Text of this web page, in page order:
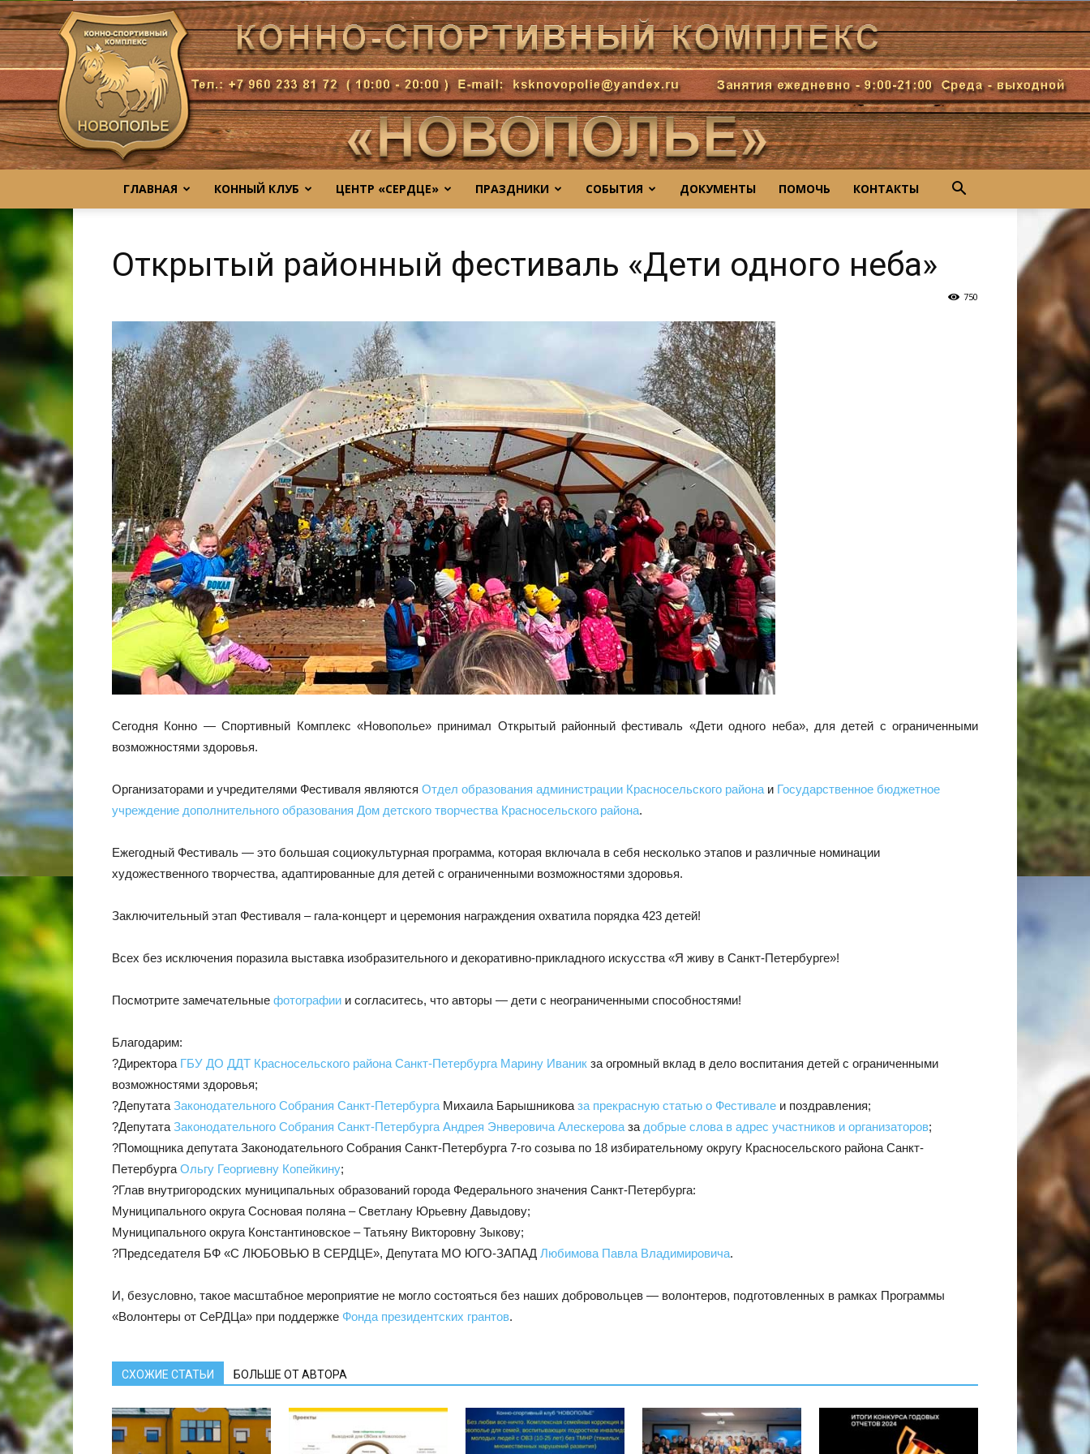
ГЛАВНАЯ КОННЫЙ КЛУБ ЦЕНТР «СЕРДЦЕ» ПРАЗДНИКИ СОБЫТИЯ ДОКУМЕНТЫ ПОМОЧЬ КОНТАКТЫ
Открытый районный фестиваль «Дети одного неба»
750
Сегодня Конно — Спортивный Комплекс «Новополье» принимал Открытый районный фестиваль «Дети одного неба», для детей с ограниченными
возможностями здоровья.
Организаторами и учредителями Фестиваля являются Отдел образования администрации Красносельского района и Государственное бюджетное
учреждение дополнительного образования Дом детского творчества Красносельского района.
Ежегодный Фестиваль — это большая социокультурная программа, которая включала в себя несколько этапов и различные номинации
художественного творчества, адаптированные для детей с ограниченными возможностями здоровья.
Заключительный этап Фестиваля – гала-концерт и церемония награждения охватила порядка 423 детей!
Всех без исключения поразила выставка изобразительного и декоративно-прикладного искусства «Я живу в Санкт-Петербурге»!
Посмотрите замечательные фотографии и согласитесь, что авторы — дети с неограниченными способностями!
Благодарим:
?Директора ГБУ ДО ДДТ Красносельского района Санкт-Петербурга Марину Иваник за огромный вклад в дело воспитания детей с ограниченными
возможностями здоровья;
?Депутата Законодательного Собрания Санкт-Петербурга Михаила Барышникова за прекрасную статью о Фестивале и поздравления;
?Депутата Законодательного Собрания Санкт-Петербурга Андрея Энверовича Алескерова за добрые слова в адрес участников и организаторов;
?Помощника депутата Законодательного Собрания Санкт-Петербурга 7-го созыва по 18 избирательному округу Красносельского района Санкт-
Петербурга Ольгу Георгиевну Копейкину;
?Глав внутригородских муниципальных образований города Федерального значения Санкт-Петербурга:
Муниципального округа Сосновая поляна – Светлану Юрьевну Давыдову;
Муниципального округа Константиновское – Татьяну Викторовну Зыкову;
?Председателя БФ «С ЛЮБОВЬЮ В СЕРДЦЕ», Депутата МО ЮГО-ЗАПАД Любимова Павла Владимировича.
И, безусловно, такое масштабное мероприятие не могло состояться без наших добровольцев — волонтеров, подготовленных в рамках Программы
«Волонтеры от СеРДЦа» при поддержке Фонда президентских грантов.
СХОЖИЕ СТАТЬИ БОЛЬШЕ ОТ АВТОРА